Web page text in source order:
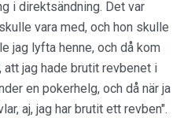
i direktsändning. Det var
vara med, och hon skulle
jag lyfta henne, och då kom
att jag hade brutit revbenet i
en pokerhelg, och då när ja
aj, jag har brutit ett revben".